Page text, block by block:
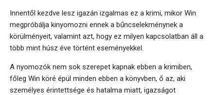
Innentől kezdve lesz igazán izgalmas ez a krimi, mikor Win
megpróbálja kinyomozni ennek a bűncselekménynek a
körülményeit, valamint azt, hogy ez milyen kapcsolatban áll a
több mint húsz éve történt eseményekkel.
A nyomozók nem sok szerepet kapnak ebben a krimiben,
főleg Win köré épül minden ebben a könyvben, ő az, aki
személyes érintettsége és hatalma miatt, igazságot